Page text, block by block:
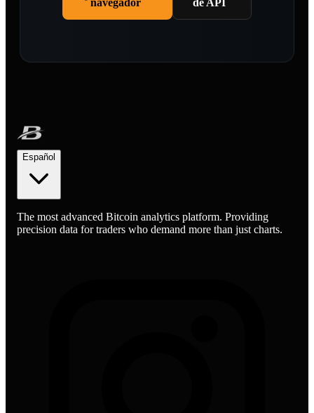
navegador
de API
Español
The most advanced Bitcoin analytics platform. Providing
precision data for traders who demand more than just charts.